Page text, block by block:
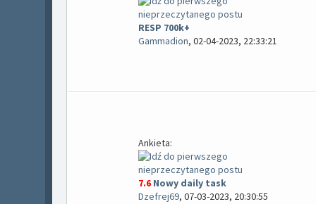
RESP 700k+
Gammadion, 02-04-2023, 22:33:21
Ankieta:
7.6 Nowy daily task
Dzefrej69, 07-03-2023, 20:30:55